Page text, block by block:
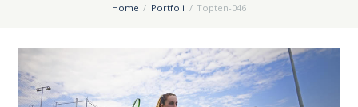
Home Portfoli Topten-046